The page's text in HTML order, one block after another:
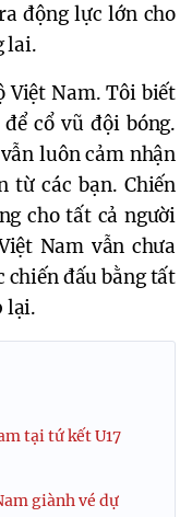
động lực lớn cho
lai.
Việt Nam. Tôi biết
cổ vũ đội bóng.
luôn cảm nhận
từ các bạn. Chiến
cho tất cả người
Nam vẫn chưa
chiến đấu bằng tất
lại.
tại tứ kết U17
giành vé dự